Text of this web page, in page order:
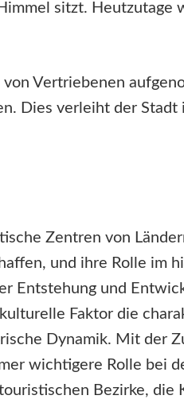
sitzt. Heutzutage
Vertriebenen
Dies verleiht der
Zentren von
und ihre Rolle im
Entstehung und
Faktor die
Dynamik. Mit der
wichtigere Rolle bei
Bezirke,